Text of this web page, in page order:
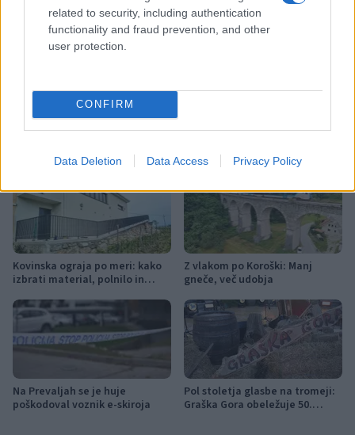
related to security, including authentication
functionality and fraud prevention, and other
user protection.
CONFIRM
Data Deletion Data Access Privacy Policy
Ključne besede: kmetijsko gospodarstvo
Kovinska ograja po meri: kako
izbrati material, polnilo in
Z vlakom po Koroški: Manj
gneče, več udobja
Na Prevaljah se je huje
poškodoval voznik e-skiroja
Pol stoletja glasbe na tromeji:
Graška Gora obeležuje 50.